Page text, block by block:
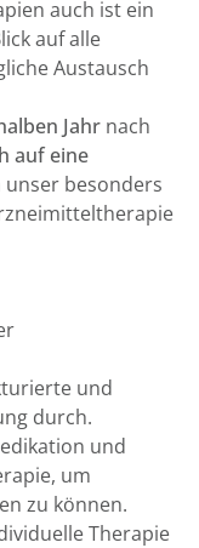
auch ist ein
auf alle
Austausch
Jahr nach
auf eine
unser besonders
und
durch.
und
um
zu können.
Therapie